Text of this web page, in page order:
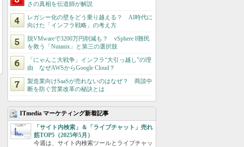
さの真相を伝道師が解説
レガシー化の壁をどう乗り越える？ AI時代に
向けた「インフラ戦略」の考え方
脱VMwareで3200万円削減も？ vSphere 8難民
を救う「Nutanix」と第三の選択肢
「にゃんこ大戦争」インフラ“大引っ越し”の理
由 なぜAWSからGoogle Cloud？
製造業向けSaaSが売れないのはなぜ？ 商談中
断を防ぐ営業改革の秘訣とは
ITmedia マーケティング新着記事
「サイト内検索」＆「ライブチャット」売れ
筋TOP5（2025年5月）
今週は、サイト内検索ツールとライブチャッ